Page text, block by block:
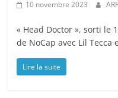
10 novembre 2023
« Head Doctor », sorti le
de NoCap avec Lil Tecca
Lire la suite